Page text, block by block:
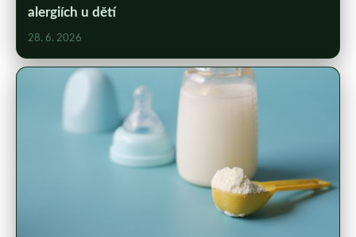
alergiích u dětí
28. 6. 2026